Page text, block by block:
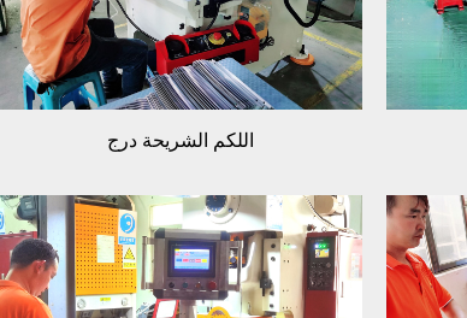
اللكم الشريحة درج